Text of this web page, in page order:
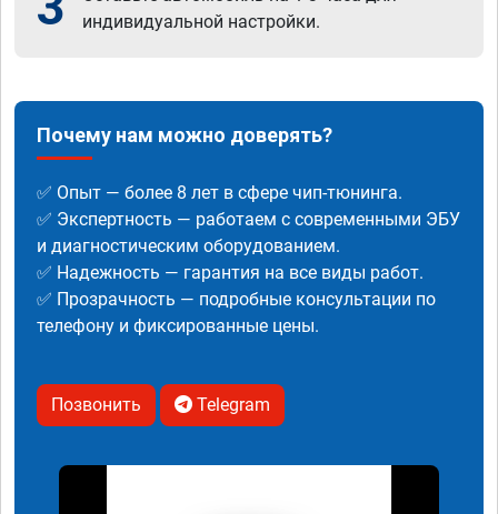
индивидуальной настройки.
Почему нам можно доверять?
✅ Опыт — более 8 лет в сфере чип-тюнинга.
✅ Экспертность — работаем с современными ЭБУ
и диагностическим оборудованием.
✅ Надежность — гарантия на все виды работ.
✅ Прозрачность — подробные консультации по
телефону и фиксированные цены.
Позвонить Telegram